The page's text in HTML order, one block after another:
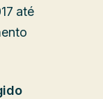
até